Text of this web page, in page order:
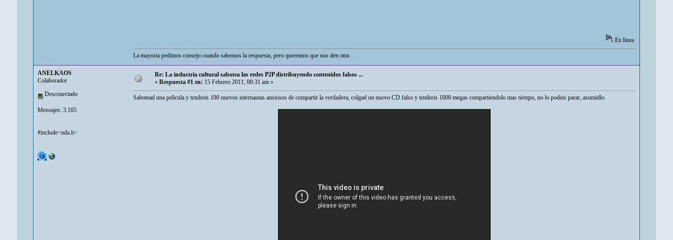
En línea
La mayoria pedimos consejo cuando sabemos la respuesta, pero queremos que nos den otra.
ANELKAOS
Colaborador
Desconectado
Mensajes: 3.105
#include<nda.h>
Re: La industria cultural sabotea las redes P2P distribuyendo contenidos falsos ...
« Respuesta #1 en: 15 Febrero 2011, 00:31 am »
Sabotead una pelicula y tendreis 100 nuevos internautas ansiosos de compartir la verdadera, colgad un nuevo CD falso y tendreis 1000 megas compartiendolo mas tiempo, no lo podeis parar, asumidlo.